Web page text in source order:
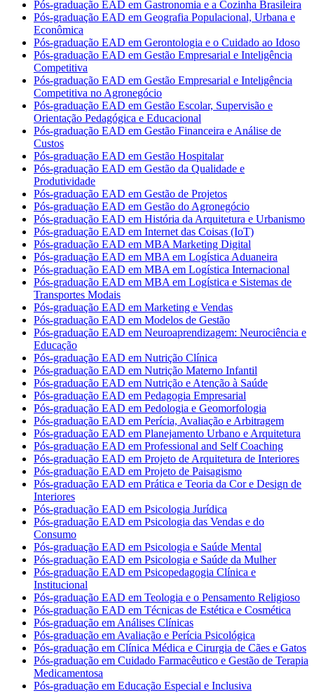
Pós-graduação EAD em Gastronomia e a Cozinha Brasileira
Pós-graduação EAD em Geografia Populacional, Urbana e
Econômica
Pós-graduação EAD em Gerontologia e o Cuidado ao Idoso
Pós-graduação EAD em Gestão Empresarial e Inteligência
Competitiva
Pós-graduação EAD em Gestão Empresarial e Inteligência
Competitiva no Agronegócio
Pós-graduação EAD em Gestão Escolar, Supervisão e
Orientação Pedagógica e Educacional
Pós-graduação EAD em Gestão Financeira e Análise de
Custos
Pós-graduação EAD em Gestão Hospitalar
Pós-graduação EAD em Gestão da Qualidade e
Produtividade
Pós-graduação EAD em Gestão de Projetos
Pós-graduação EAD em Gestão do Agronegócio
Pós-graduação EAD em História da Arquitetura e Urbanismo
Pós-graduação EAD em Internet das Coisas (IoT)
Pós-graduação EAD em MBA Marketing Digital
Pós-graduação EAD em MBA em Logística Aduaneira
Pós-graduação EAD em MBA em Logística Internacional
Pós-graduação EAD em MBA em Logística e Sistemas de
Transportes Modais
Pós-graduação EAD em Marketing e Vendas
Pós-graduação EAD em Modelos de Gestão
Pós-graduação EAD em Neuroaprendizagem: Neurociência e
Educação
Pós-graduação EAD em Nutrição Clínica
Pós-graduação EAD em Nutrição Materno Infantil
Pós-graduação EAD em Nutrição e Atenção à Saúde
Pós-graduação EAD em Pedagogia Empresarial
Pós-graduação EAD em Pedologia e Geomorfologia
Pós-graduação EAD em Perícia, Avaliação e Arbitragem
Pós-graduação EAD em Planejamento Urbano e Arquitetura
Pós-graduação EAD em Professional and Self Coaching
Pós-graduação EAD em Projeto de Arquitetura de Interiores
Pós-graduação EAD em Projeto de Paisagismo
Pós-graduação EAD em Prática e Teoria da Cor e Design de
Interiores
Pós-graduação EAD em Psicologia Jurídica
Pós-graduação EAD em Psicologia das Vendas e do
Consumo
Pós-graduação EAD em Psicologia e Saúde Mental
Pós-graduação EAD em Psicologia e Saúde da Mulher
Pós-graduação EAD em Psicopedagogia Clínica e
Institucional
Pós-graduação EAD em Teologia e o Pensamento Religioso
Pós-graduação EAD em Técnicas de Estética e Cosmética
Pós-graduação em Análises Clínicas
Pós-graduação em Avaliação e Perícia Psicológica
Pós-graduação em Clínica Médica e Cirurgia de Cães e Gatos
Pós-graduação em Cuidado Farmacêutico e Gestão de Terapia
Medicamentosa
Pós-graduação em Educação Especial e Inclusiva